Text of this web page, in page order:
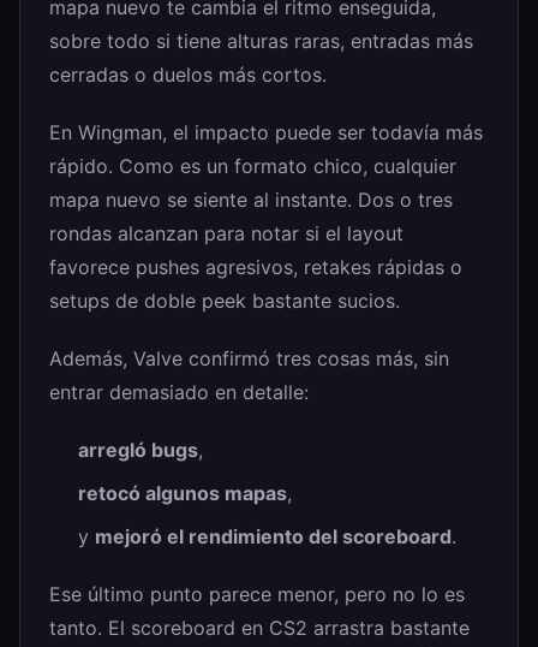
mapa nuevo te cambia el ritmo enseguida,
sobre todo si tiene alturas raras, entradas más
cerradas o duelos más cortos.
En Wingman, el impacto puede ser todavía más
rápido. Como es un formato chico, cualquier
mapa nuevo se siente al instante. Dos o tres
rondas alcanzan para notar si el layout
favorece pushes agresivos, retakes rápidas o
setups de doble peek bastante sucios.
Además, Valve confirmó tres cosas más, sin
entrar demasiado en detalle:
arregló bugs,
retocó algunos mapas,
y mejoró el rendimiento del scoreboard.
Ese último punto parece menor, pero no lo es
tanto. El scoreboard en CS2 arrastra bastante